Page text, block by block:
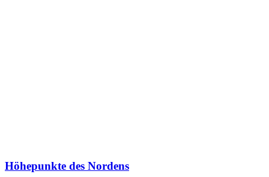
Höhepunkte des Nordens